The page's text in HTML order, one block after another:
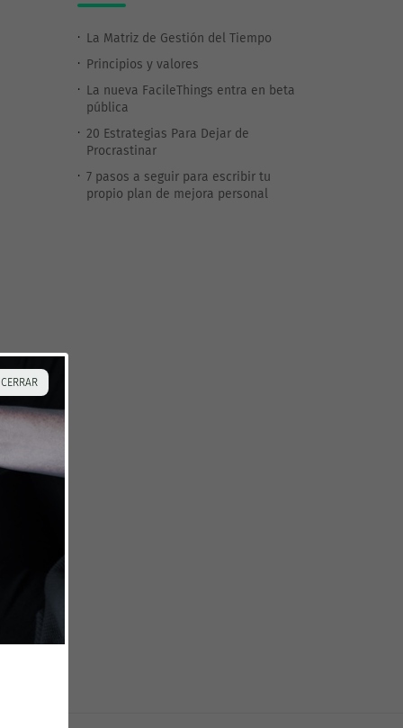
La Matriz de Gestión del Tiempo
Principios y valores
La nueva FacileThings entra en beta
pública
20 Estrategias Para Dejar de
Procrastinar
7 pasos a seguir para escribir tu
propio plan de mejora personal